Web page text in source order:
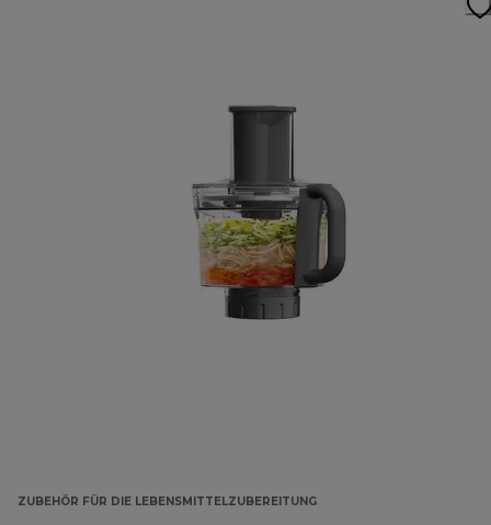
ZUBEHÖR FÜR DIE LEBENSMITTELZUBEREITUNG